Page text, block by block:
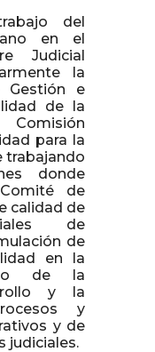
del
en el
Judicial
la
Gestión e
de la
para la
trabajando
donde
de
calidad de
de
de
en la
de la
y la
y
y de
judiciales.